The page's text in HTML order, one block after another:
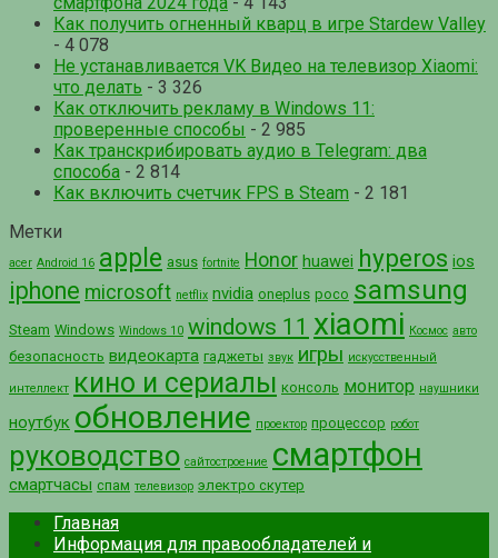
Как получить огненный кварц в игре Stardew Valley
- 4 078
Не устанавливается VK Видео на телевизор Xiaomi:
что делать - 3 326
Как отключить рекламу в Windows 11:
проверенные способы - 2 985
Как транскрибировать аудио в Telegram: два
способа - 2 814
Как включить счетчик FPS в Steam - 2 181
Метки
acer Android 16 apple asus fortnite Honor huawei hyperos ios
iphone microsoft netflix nvidia oneplus poco samsung
Steam Windows Windows 10 windows 11 xiaomi Космос авто
безопасность видеокарта гаджеты звук игры искусственный
интеллект кино и сериалы консоль монитор наушники
ноутбук обновление проектор процессор робот
руководство сайтостроение смартфон
смартчасы спам телевизор электро скутер
Главная
Информация для правообладателей и